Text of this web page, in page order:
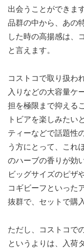
出会うことができま
品群の中から、あの
した時の高揚感は、
と言えます。
コストコで取り扱わ
入りなどの大容量ケ
担を極限まで抑える
トビアを楽しみたい
ティーなどで話題性
う方にとって、これ
のハーブの香りが効
ビッグサイズのピザ
コギビーフといった
抜群で、セットで購
ただし、コストコで
というよりは、入荷